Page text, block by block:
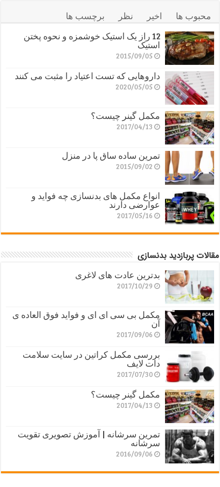
محبوب ها اخیر نظر
برچسب ها
12 راز یک استیک خوشمزه و نحوه پختن
استیک
2015/09/05
داروهایی که تست اعتیاد را مثبت می کنند
2020/05/05
مکمل گینر چیست؟
2017/04/13
تمرین ساده ساق پا در منزل
2015/09/02
انواع مکمل های بدنسازی چه فواید و
عوارضی دارند
2017/05/16
مقالات پربازدید بدنسازی
بدترین عادت های لاغری
2017/10/29
مکمل بی سی ای ای و فواید فوق العاده ی
آن
2017/09/06
بررسی مکمل کراتین در سایت سلامت
دات لایف
2017/07/30
مکمل گینر چیست؟
2017/04/13
تمرین سرشانه | آموزش تصویری تقویت
سرشانه
2016/09/06